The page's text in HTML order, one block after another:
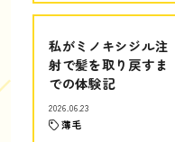
私がミノキシジル注
射で髪を取り戻すま
での体験記
2026.06.23
薄毛